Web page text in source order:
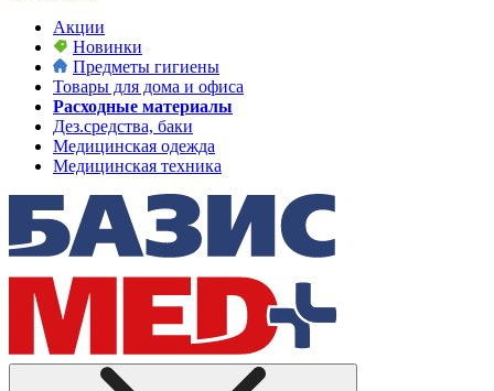
Акции
Новинки
Предметы гигиены
Товары для дома и офиса
Расходные материалы
Дез.средства, баки
Медицинская одежда
Медицинская техника